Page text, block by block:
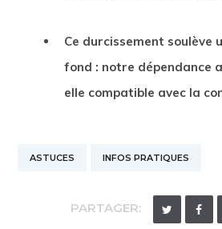
Ce durcissement soulève
fond : notre dépendance
elle compatible avec la
ASTUCES INFOS PRATIQUES
PARTAGER: